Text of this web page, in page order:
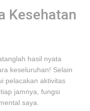
Kesehatan
hasil nyata
keseluruhan! Selain
pelacakan aktivitas
jamnya, fungsi
saya.